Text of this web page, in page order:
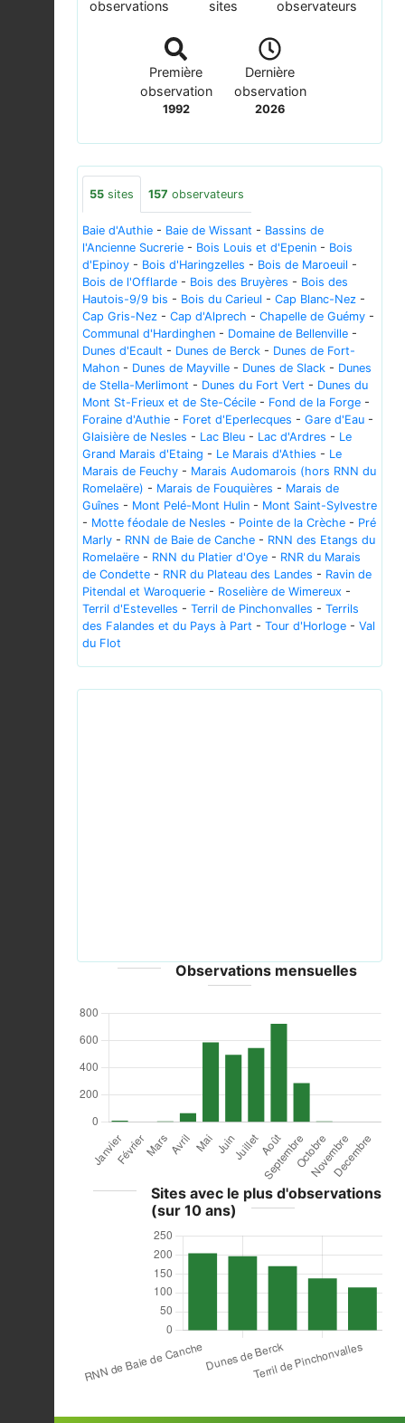
observations sites observateurs
Première
observation
1992
Dernière
observation
2026
55 sites 157 observateurs
Baie d'Authie - Baie de Wissant - Bassins de
l'Ancienne Sucrerie - Bois Louis et d'Epenin - Bois
d'Epinoy - Bois d'Haringzelles - Bois de Maroeuil -
Bois de l'Offlarde - Bois des Bruyères - Bois des
Hautois-9/9 bis - Bois du Carieul - Cap Blanc-Nez -
Cap Gris-Nez - Cap d'Alprech - Chapelle de Guémy -
Communal d'Hardinghen - Domaine de Bellenville -
Dunes d'Ecault - Dunes de Berck - Dunes de Fort-
Mahon - Dunes de Mayville - Dunes de Slack - Dunes
de Stella-Merlimont - Dunes du Fort Vert - Dunes du
Mont St-Frieux et de Ste-Cécile - Fond de la Forge -
Foraine d'Authie - Foret d'Eperlecques - Gare d'Eau -
Glaisière de Nesles - Lac Bleu - Lac d'Ardres - Le
Grand Marais d'Etaing - Le Marais d'Athies - Le
Marais de Feuchy - Marais Audomarois (hors RNN du
Romelaëre) - Marais de Fouquières - Marais de
Guînes - Mont Pelé-Mont Hulin - Mont Saint-Sylvestre
- Motte féodale de Nesles - Pointe de la Crèche - Pré
Marly - RNN de Baie de Canche - RNN des Etangs du
Romelaëre - RNN du Platier d'Oye - RNR du Marais
de Condette - RNR du Plateau des Landes - Ravin de
Pitendal et Waroquerie - Roselière de Wimereux -
Terril d'Estevelles - Terril de Pinchonvalles - Terrils
des Falandes et du Pays à Part - Tour d'Horloge - Val
du Flot
Observations mensuelles
Sites avec le plus d'observations
(sur 10 ans)